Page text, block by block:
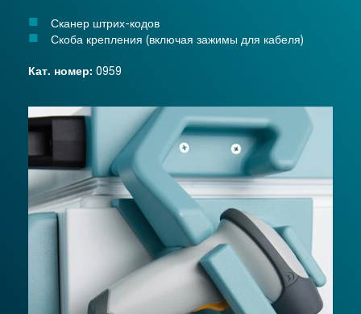
Сканер штрих-кодов
Скоба крепления (включая зажимы для кабеля)
Кат. номер: 0959